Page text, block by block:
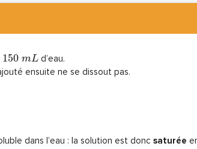
150 mL d’eau.
ensuite ne se dissout pas.
dans l’eau : la solution est donc saturée